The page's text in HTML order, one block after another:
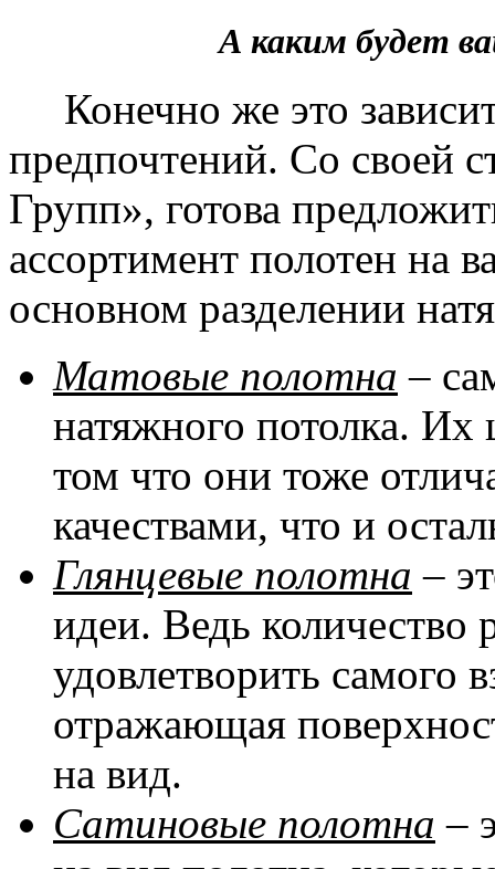
А каким будет
Конечно же это
предпочтений. Со своей
Групп», готова
ассортимент полотен на
основном разделении
Матовые полотна –
натяжного потолка. Их
том что они тоже
качествами, что и
Глянцевые полотна –
идеи. Ведь количество
удовлетворить самого
отражающая
на вид.
Сатиновые полотна –